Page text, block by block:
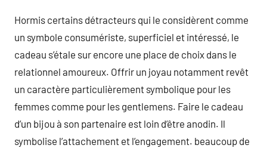
Hormis certains détracteurs qui le considèrent comme
un symbole consumériste, superficiel et intéressé, le
cadeau s’étale sur encore une place de choix dans le
relationnel amoureux. Offrir un joyau notamment revêt
un caractère particulièrement symbolique pour les
femmes comme pour les gentlemens. Faire le cadeau
d’un bijou à son partenaire est loin d’être anodin. Il
symbolise l’attachement et l’engagement. beaucoup de